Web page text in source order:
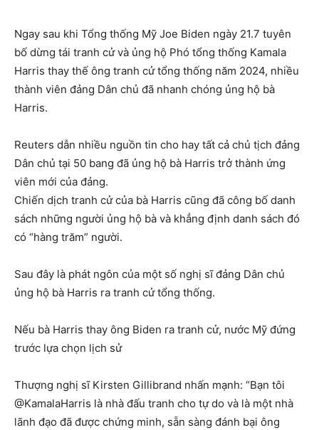
Ngay sau khi Tổng thống Mỹ Joe Biden ngày 21.7 tuyên
bố dừng tái tranh cử và ủng hộ Phó tổng thống Kamala
Harris thay thế ông tranh cử tổng thống năm 2024, nhiều
thành viên đảng Dân chủ đã nhanh chóng ủng hộ bà
Harris.
Reuters dẫn nhiều nguồn tin cho hay tất cả chủ tịch đảng
Dân chủ tại 50 bang đã ủng hộ bà Harris trở thành ứng
viên mới của đảng.
Chiến dịch tranh cử của bà Harris cũng đã công bố danh
sách những người ủng hộ bà và khẳng định danh sách đó
có “hàng trăm” người.
Sau đây là phát ngôn của một số nghị sĩ đảng Dân chủ
ủng hộ bà Harris ra tranh cử tổng thống.
Nếu bà Harris thay ông Biden ra tranh cử, nước Mỹ đứng
trước lựa chọn lịch sử
Thượng nghị sĩ Kirsten Gillibrand nhấn mạnh: “Bạn tôi
@KamalaHarris là nhà đấu tranh cho tự do và là một nhà
lãnh đạo đã được chứng minh, sẵn sàng đánh bại ông